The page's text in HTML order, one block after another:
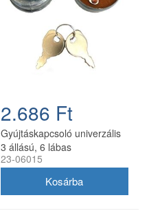
2.686 Ft
Gyújtáskapcsoló univerzális
3 állású, 6 lábas
23-06015